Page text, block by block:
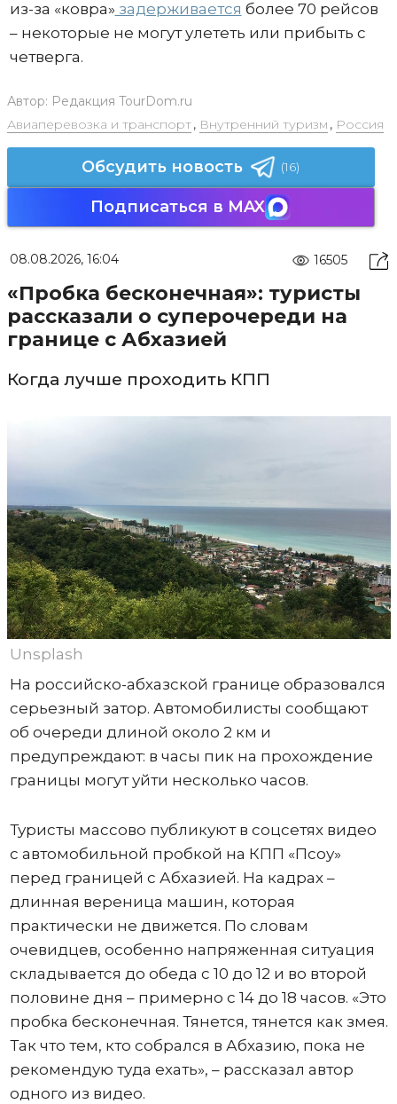
из-за «ковра» задерживается более 70 рейсов
– некоторые не могут улететь или прибыть с
четверга.
Автор: Редакция TourDom.ru
Авиаперевозка и транспорт, Внутренний туризм , Россия
Обсудить новость (16)
Подписаться в MAX
08.08.2026, 16:04 16505
«Пробка бесконечная»: туристы
рассказали о суперочереди на
границе с Абхазией
Когда лучше проходить КПП
Unsplash
На российско-абхазской границе образовался
серьезный затор. Автомобилисты сообщают
об очереди длиной около 2 км и
предупреждают: в часы пик на прохождение
границы могут уйти несколько часов.
Туристы массово публикуют в соцсетях видео
с автомобильной пробкой на КПП «Псоу»
перед границей с Абхазией. На кадрах –
длинная вереница машин, которая
практически не движется. По словам
очевидцев, особенно напряженная ситуация
складывается до обеда с 10 до 12 и во второй
половине дня – примерно с 14 до 18 часов. «Это
пробка бесконечная. Тянется, тянется как змея.
Так что тем, кто собрался в Абхазию, пока не
рекомендую туда ехать», – рассказал автор
одного из видео.